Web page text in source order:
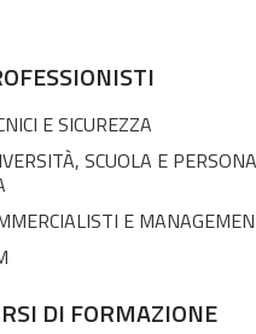
E SICUREZZA
SCUOLA E
E
DI FORMAZIONE